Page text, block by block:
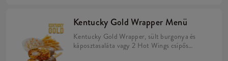
Kentucky Gold Wrapper Menü
Kentucky Gold Wrapper, sült burgonya és
káposztasaláta vagy 2 Hot Wings csípős